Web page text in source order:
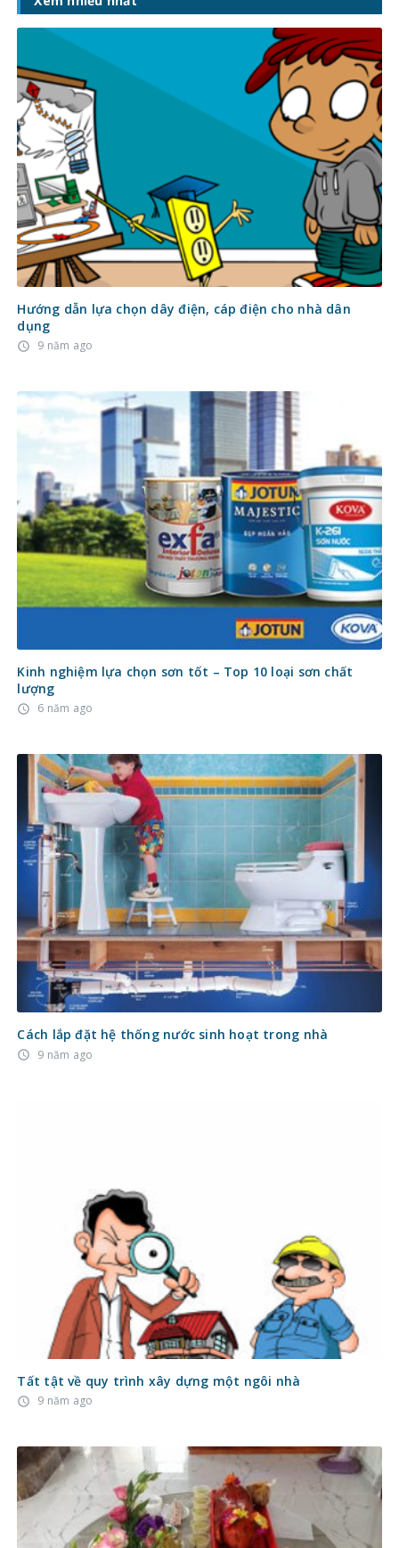
Hướng dẫn lựa chọn dây điện, cáp điện cho nhà dân
dụng
access_time 9 năm ago
Kinh nghiệm lựa chọn sơn tốt – Top 10 loại sơn chất
lượng
access_time 6 năm ago
Cách lắp đặt hệ thống nước sinh hoạt trong nhà
access_time 9 năm ago
Tất tật về quy trình xây dựng một ngôi nhà
access_time 9 năm ago